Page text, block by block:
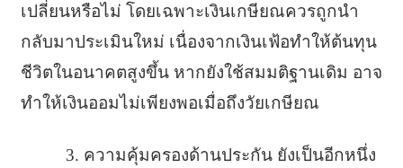
เปลี่ยนหรือไม่ โดยเฉพาะเงินเกษียณควรถูกนำ
กลับมาประเมินใหม่ เนื่องจากเงินเฟ้อทำให้ต้นทุน
ชีวิตในอนาคตสูงขึ้น หากยังใช้สมมติฐานเดิม อาจ
ทำให้เงินออมไม่เพียงพอเมื่อถึงวัยเกษียณ
3. ความคุ้มครองด้านประกัน ยังเป็นอีกหนึ่ง